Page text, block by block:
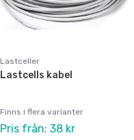
Lastceller
Lastcells kabel
Finns i flera varianter
Pris från: 38 kr